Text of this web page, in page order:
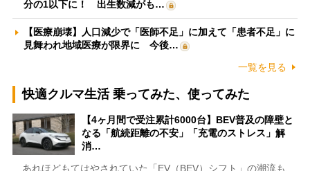
分の1以下に！ 出生数減がも…
【医療崩壊】人口減少で「医師不足」に加えて「患者不足」に
見舞われ地域医療が限界に 今後…
一覧を見る
快適クルマ生活 乗ってみた、使ってみた
【4ヶ月間で受注累計6000台】BEV普及の障壁と
なる「航続距離の不安」「充電のストレス」解
消…
あれほどもてはやされていた「EV（BEV）シフト」の潮流も、